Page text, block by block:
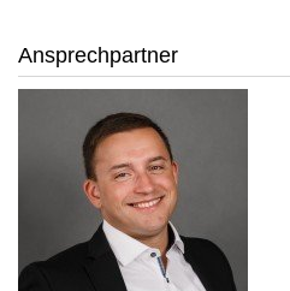
Ansprechpartner